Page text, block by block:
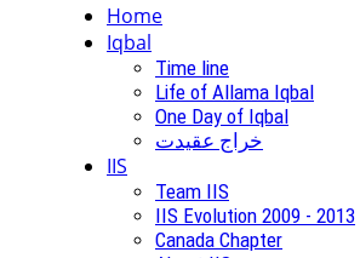
Home
Iqbal
Time line
Life of Allama Iqbal
One Day of Iqbal
خراج عقیدت
IIS
Team IIS
IIS Evolution 2009 - 2013
Canada Chapter